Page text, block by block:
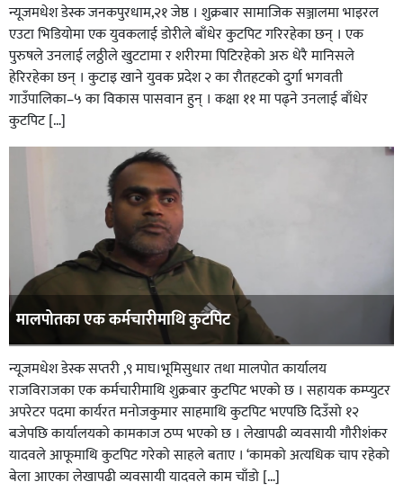
न्यूजमधेश डेस्क जनकपुरधाम,२१ जेष्ठ । शुक्रबार सामाजिक सञ्जालमा भाइरल
एउटा भिडियोमा एक युवकलाई डोरीले बाँधेर कुटपिट गरिरहेका छन् । एक
पुरुषले उनलाई लठ्ठीले खुटटामा र शरीरमा पिटिरहेको अरु धेरै मानिसले
हेरिरहेका छन् । कुटाइ खाने युवक प्रदेश २ का रौतहटको दुर्गा भगवती
गाउँपालिका–५ का विकास पासवान हुन् । कक्षा ११ मा पढ्ने उनलाई बाँधेर
कुटपिट […]
मालपोतका एक कर्मचारीमाथि कुटपिट
न्यूजमधेश डेस्क सप्तरी ,९ माघ।भूमिसुधार तथा मालपोत कार्यालय
राजविराजका एक कर्मचारीमाथि शुक्रबार कुटपिट भएको छ । सहायक कम्प्युटर
अपरेटर पदमा कार्यरत मनोजकुमार साहमाथि कुटपिट भएपछि दिउँसो १२
बजेपछि कार्यालयको कामकाज ठप्प भएको छ । लेखापढी व्यवसायी गौरीशंकर
यादवले आफूमाथि कुटपिट गरेको साहले बताए । ‘कामको अत्यधिक चाप रहेको
बेला आएका लेखापढी व्यवसायी यादवले काम चाँडो […]